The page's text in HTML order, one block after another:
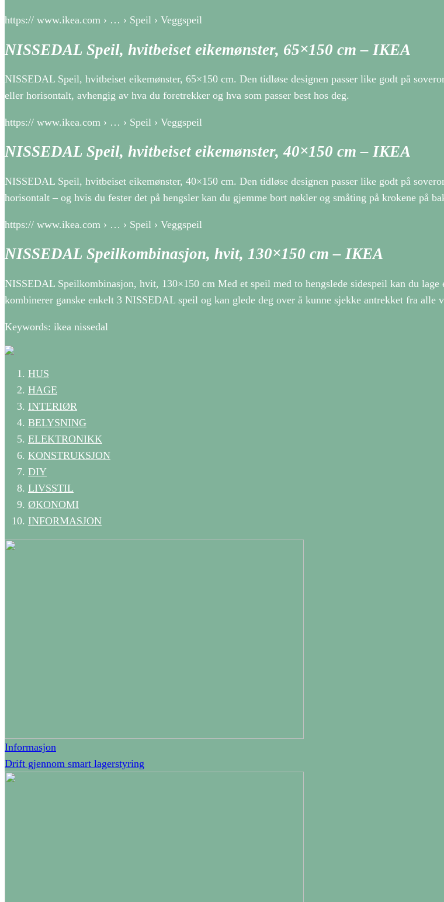
https:// www.ikea.com › … › Speil › Veggspeil
NISSEDAL Speil, hvitbeiset eikemønster, 65×150 cm – IKEA
NISSEDAL Speil, hvitbeiset eikemønster, 65×150 cm. Den tidløse designen passer like godt på
eller horisontalt, avhengig av hva du foretrekker og hva som passer best hos deg.
https:// www.ikea.com › … › Speil › Veggspeil
NISSEDAL Speil, hvitbeiset eikemønster, 40×150 cm – IKEA
NISSEDAL Speil, hvitbeiset eikemønster, 40×150 cm. Den tidløse designen passer like godt på
horisontalt – og hvis du fester det på hengsler kan du gjemme bort nøkler og småting på krokene på
https:// www.ikea.com › … › Speil › Veggspeil
NISSEDAL Speilkombinasjon, hvit, 130×150 cm – IKEA
NISSEDAL Speilkombinasjon, hvit, 130×150 cm Med et speil med to hengslede sidespeil kan du
kombinerer ganske enkelt 3 NISSEDAL speil og kan glede deg over å kunne sjekke antrekket fra alle
Keywords: ikea nissedal
HUS
HAGE
INTERIØR
BELYSNING
ELEKTRONIKK
KONSTRUKSJON
DIY
LIVSSTIL
ØKONOMI
INFORMASJON
Informasjon
Drift gjennom smart lagerstyring